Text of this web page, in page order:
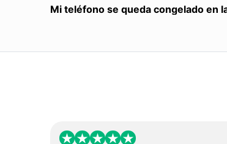
Mi teléfono se queda congelado en